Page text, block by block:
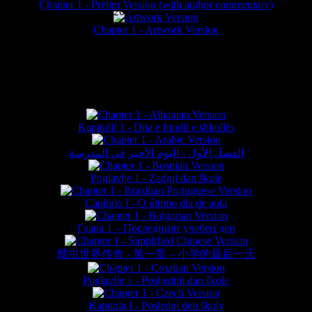
Chapter 1 - Prelim Version (with author commentary)
Chapter 1 - Artwork Version
Kapitulli 1 - Dita e fundit e shkollës
الفصل الأول - اليوم الأخير في المدرسة
Poglavlje 1 - Zadnji dan škole
Capítulo I - O último dia de aula
Глава 1 – Последният учебен ден
蠕虫世界传奇 - 第一章 – 小学的最后一天
Poglavlje 1 - Posljednji dan škole
Kapitola I - Poslední den školy
website © Daniel Lieske 2026 - Wormworld® is a registered